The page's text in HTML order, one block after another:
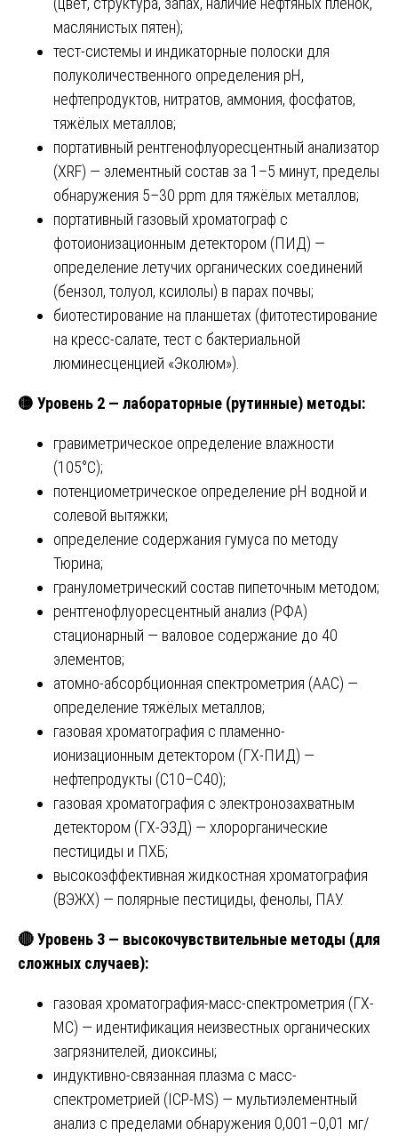
маслянистых пятен);
тест-системы и индикаторные полоски для
полуколичественного определения pH,
нефтепродуктов, нитратов, аммония, фосфатов,
тяжёлых металлов;
портативный рентгенофлуоресцентный анализатор
(XRF) — элементный состав за 1–5 минут, пределы
обнаружения 5–30 ppm для тяжёлых металлов;
портативный газовый хроматограф с
фотоионизационным детектором (ПИД) —
определение летучих органических соединений
(бензол, толуол, ксилолы) в парах почвы;
биотестирование на планшетах (фитотестирование
на кресс-салате, тест с бактериальной
люминесценцией «Эколюм»).
🟡 Уровень 2 — лабораторные (рутинные) методы:
гравиметрическое определение влажности
(105°C);
потенциометрическое определение pH водной и
солевой вытяжки;
определение содержания гумуса по методу
Тюрина;
гранулометрический состав пипеточным методом;
рентгенофлуоресцентный анализ (РФА)
стационарный — валовое содержание до 40
элементов;
атомно-абсорбционная спектрометрия (ААС) —
определение тяжёлых металлов;
газовая хроматография с пламенно-
ионизационным детектором (ГХ-ПИД) —
нефтепродукты (C10–C40);
газовая хроматография с электронозахватным
детектором (ГХ-ЭЗД) — хлорорганические
пестициды и ПХБ;
высокоэффективная жидкостная хроматография
(ВЭЖХ) — полярные пестициды, фенолы, ПАУ.
🔴Уровень 3 — высокочувствительные методы (для
сложных случаев):
газовая хроматография-масс-спектрометрия (ГХ-
МС) — идентификация неизвестных органических
загрязнителей, диоксины;
индуктивно-связанная плазма с масс-
спектрометрией (ICP-MS) — мультиэлементный
анализ с пределами обнаружения 0,001–0,01 мг/